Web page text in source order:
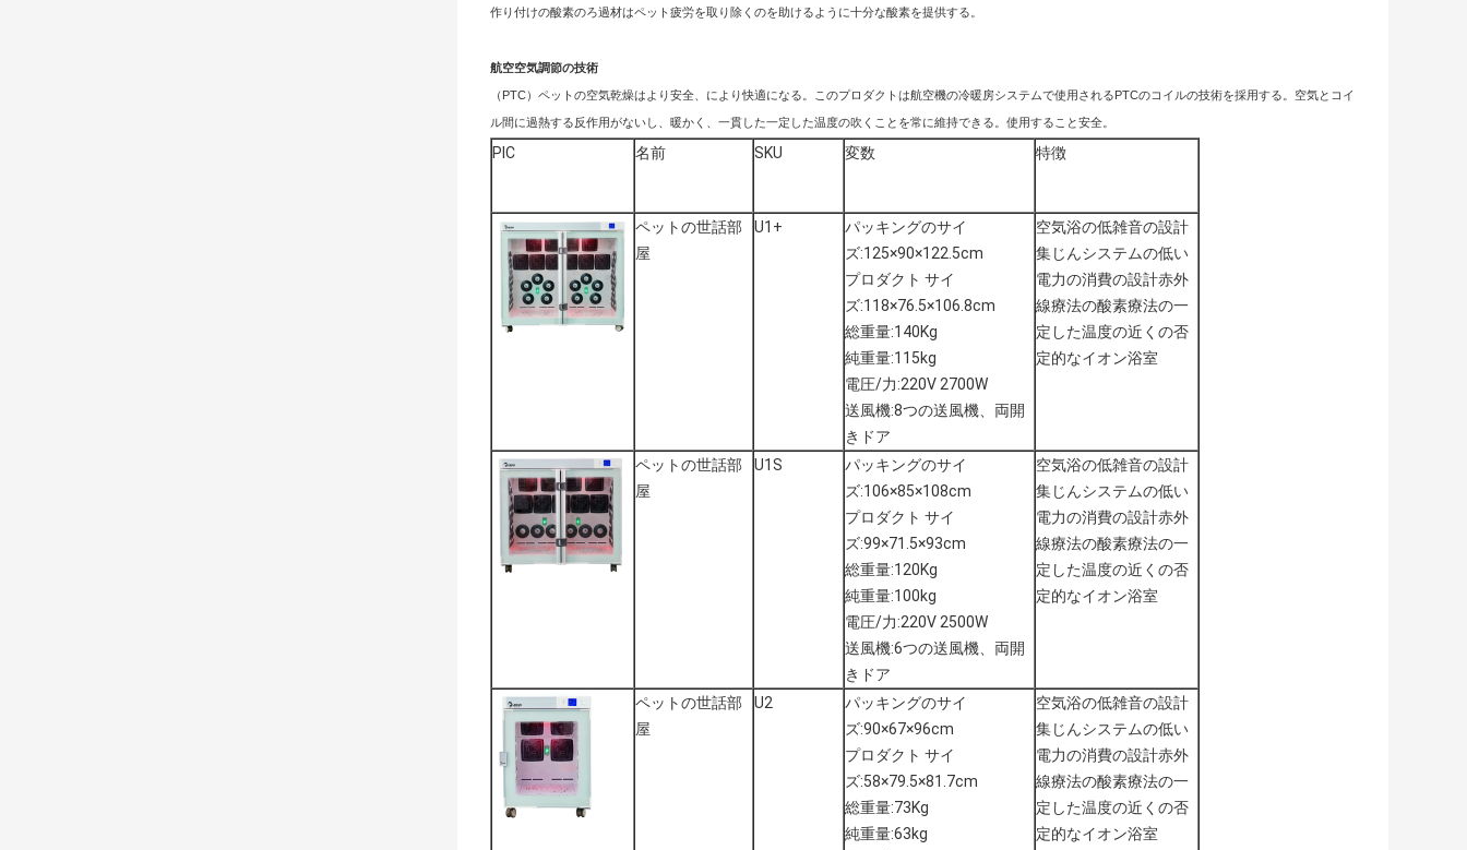
作り付けの酸素のろ過材はペット疲労を取り除くのを助けるように十分な酸素を提供する。
航空空気調節の技術
（PTC）ペットの空気乾燥はより安全、により快適になる。このプロダクトは航空機の冷暖房システムで使用されるPTCのコイルの技術を採用する。空気とコイ
ル間に過熱する反作用がないし、暖かく、一貫した一定した温度の吹くことを常に維持できる。使用すること安全。
PIC 名前 SKU 変数 特徴
ペットの世話部
屋
U1+
パッキングのサイ
ズ:125×90×122.5cm
プロダクト サイ
ズ:118×76.5×106.8cm
総重量:140Kg
純重量:115kg
電圧/力:220V 2700W
送風機:8つの送風機、両開
きドア
空気浴の低雑音の設計
集じんシステムの低い
電力の消費の設計赤外
線療法の酸素療法の一
定した温度の近くの否
定的なイオン浴室
ペットの世話部
屋
U1S
パッキングのサイ
ズ:106×85×108cm
プロダクト サイ
ズ:99×71.5×93cm
総重量:120Kg
純重量:100kg
電圧/力:220V 2500W
送風機:6つの送風機、両開
きドア
空気浴の低雑音の設計
集じんシステムの低い
電力の消費の設計赤外
線療法の酸素療法の一
定した温度の近くの否
定的なイオン浴室
ペットの世話部
屋
U2
パッキングのサイ
ズ:90×67×96cm
プロダクト サイ
ズ:58×79.5×81.7cm
総重量:73Kg
純重量:63kg
空気浴の低雑音の設計
集じんシステムの低い
電力の消費の設計赤外
線療法の酸素療法の一
定した温度の近くの否
定的なイオン浴室